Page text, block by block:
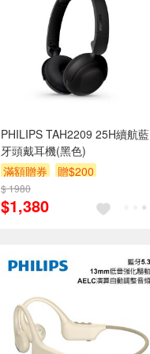
PHILIPS TAH2209 25H續航藍
牙頭戴耳機(黑色)
滿額贈券
贈$200
$ 1980
$1,380